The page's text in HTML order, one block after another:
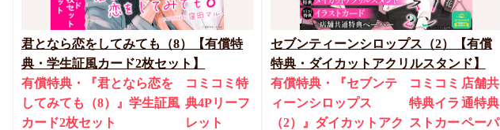
君となら恋をしてみても（8）【有償特
典・学生証風カード2枚セット】
有償特典・『君となら恋を
してみても（8）』学生証風
カード2枚セット
コミコミ特
典4Pリーフ
レット
セブンティーンシロップス（2）【有償
特典・ダイカットアクリルスタンド】
有償特典・『セブンテ
ィーンシロップス
（2）』ダイカットアク
コミコミ
特典イラ
ストカー
店舗共
通特典
ペーパ